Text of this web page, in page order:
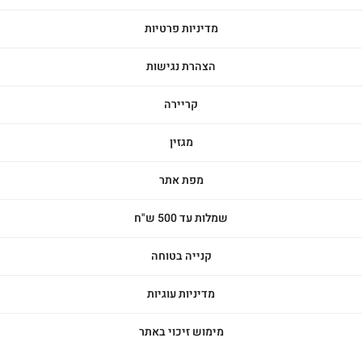
מדיניות פרטיות
הצהרת נגישות
קריירה
מגזין
מפת אתר
שמלות עד 500 ש"ח
קנייה בטוחה
מדיניות עוגיות
מימוש זיכוי באתר